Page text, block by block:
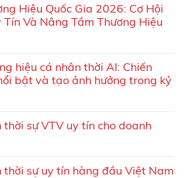
Hiệu Quốc Gia 2026: Cơ Hội
Và Nâng Tầm Thương Hiệu
hiệu cá nhân thời AI: Chiến
bật và tạo ảnh hưởng trong kỷ
sự VTV uy tín cho doanh
thời sự uy tín hàng đầu Việt Nam